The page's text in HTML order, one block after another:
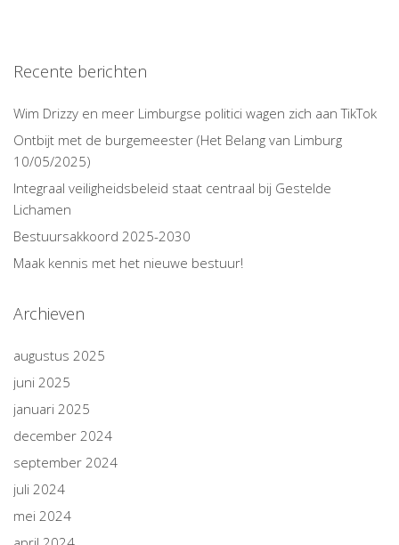
Recente berichten
Wim Drizzy en meer Limburgse politici wagen zich aan TikTok
Ontbijt met de burgemeester (Het Belang van Limburg
10/05/2025)
Integraal veiligheidsbeleid staat centraal bij Gestelde
Lichamen
Bestuursakkoord 2025-2030
Maak kennis met het nieuwe bestuur!
Archieven
augustus 2025
juni 2025
januari 2025
december 2024
september 2024
juli 2024
mei 2024